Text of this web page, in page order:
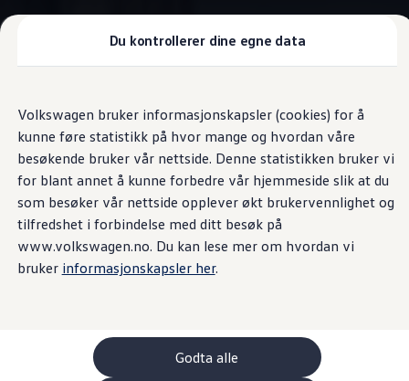
Du kontrollerer dine egne data
Volkswagen bruker informasjonskapsler (cookies) for å
kunne føre statistikk på hvor mange og hvordan våre
besøkende bruker vår nettside. Denne statistikken bruker vi
for blant annet å kunne forbedre vår hjemmeside slik at du
som besøker vår nettside opplever økt brukervennlighet og
tilfredshet i forbindelse med ditt besøk på
www.volkswagen.no. Du kan lese mer om hvordan vi
bruker informasjonskapsler her.
Godta alle
hovedinnhold
til
footer
Tilbehør
ID. Buzz GTX Lang Varebil
Kampanjer
ID. Polo
ID.3
ID.3 Neo
ID.4
ID.7 Tourer
Våre varebiler
Prislister
Kampanjer
ID. Buzz Cargo
Lastsikring
Billån
Bilforsikring
Tekniske data
Caravelle
Caravelle kort utgave